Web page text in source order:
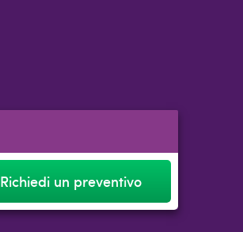
Richiedi un preventivo